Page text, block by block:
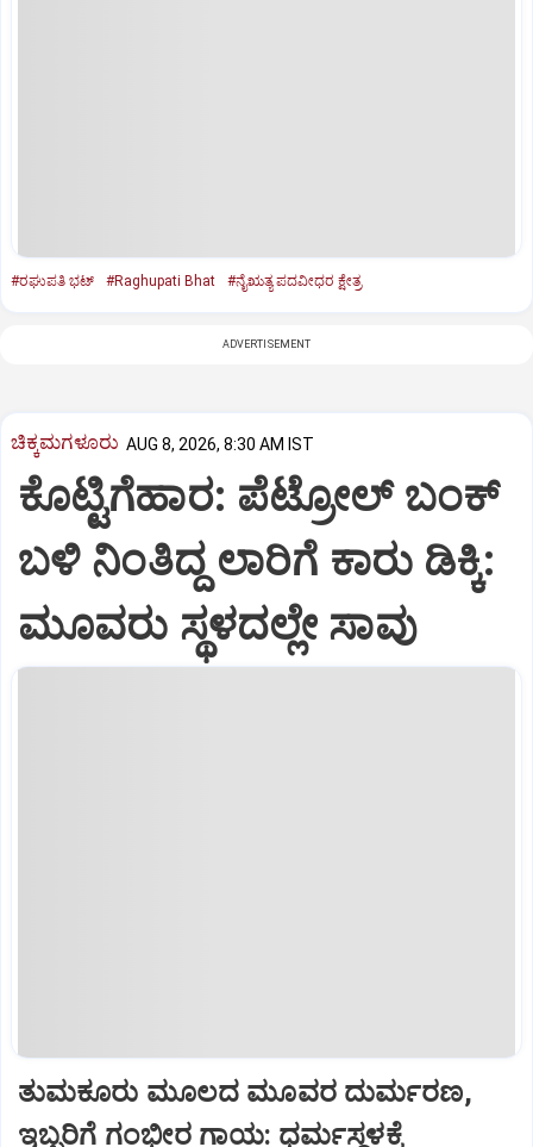
#ರಘುಪತಿ ಭಟ್‌ #Raghupati Bhat #ನೈಋತ್ಯ ಪದವೀಧರ ಕ್ಷೇತ್ರ
ADVERTISEMENT
ಚಿಕ್ಕಮಗಳೂರು AUG 8, 2026, 8:30 AM IST
ಕೊಟ್ಟಿಗೆಹಾರ: ಪೆಟ್ರೋಲ್ ಬಂಕ್
ಬಳಿ ನಿಂತಿದ್ದ ಲಾರಿಗೆ ಕಾರು ಡಿಕ್ಕಿ:
ಮೂವರು ಸ್ಥಳದಲ್ಲೇ ಸಾವು
ತುಮಕೂರು ಮೂಲದ ಮೂವರ ದುರ್ಮರಣ,
ಇಬ್ಬರಿಗೆ ಗಂಭೀರ ಗಾಯ: ಧರ್ಮಸ್ಥಳಕ್ಕೆ